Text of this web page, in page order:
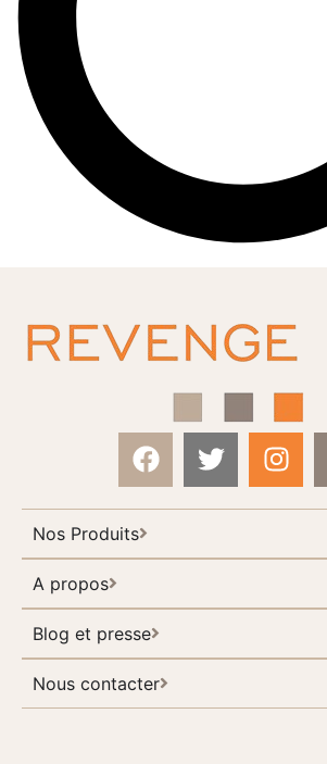
Nos Produits
A propos
Blog et presse
Nous contacter